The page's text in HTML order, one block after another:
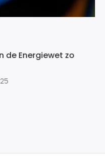
de Energiewet zo